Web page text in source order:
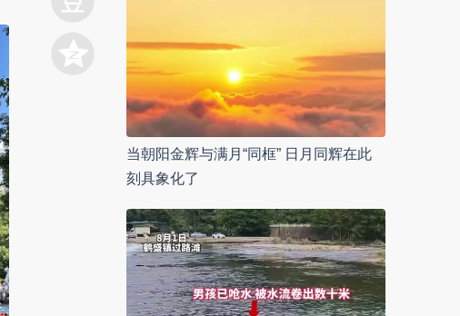
当朝阳金辉与满月“同框” 日月同辉在此
刻具象化了